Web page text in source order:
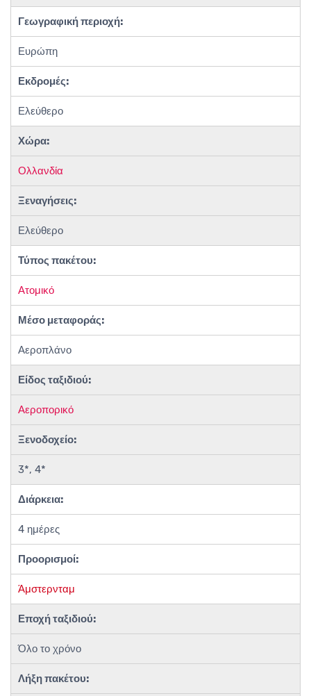
Γεωγραφική περιοχή:
Ευρώπη
Εκδρομές:
Ελεύθερο
Χώρα:
Ολλανδία
Ξεναγήσεις:
Ελεύθερο
Τύπος πακέτου:
Ατομικό
Μέσο μεταφοράς:
Αεροπλάνο
Είδος ταξιδιού:
Αεροπορικό
Ξενοδοχείο:
3*, 4*
Διάρκεια:
4 ημέρες
Προορισμοί:
Άμστερνταμ
Εποχή ταξιδιού:
Όλο το χρόνο
Λήξη πακέτου: